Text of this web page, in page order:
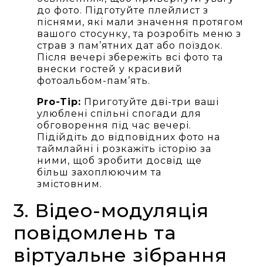
до фото. Підготуйте плейлист з
піснями, які мали значення протягом
вашого стосунку, та розробіть меню з
страв з пам’ятних дат або поїздок.
Після вечері збережіть всі фото та
внески гостей у красивий
фотоальбом-пам’ять.
Pro-Tip: Приготуйте дві-три ваші
улюблені спільні спогади для
обговорення під час вечері.
Підійдіть до відповідних фото на
таймлайні і розкажіть історію за
ними, щоб зробити досвід ще
більш захоплюючим та
змістовним.
3. Відео-модуляція
повідомлень та
віртуальне зібрання